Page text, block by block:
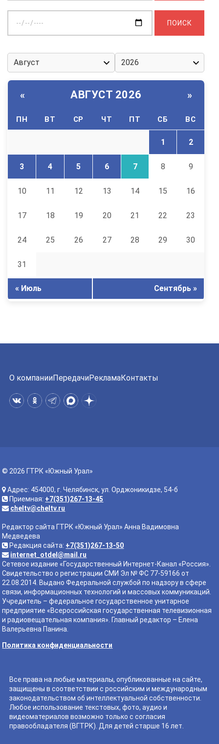
дату:
« АВГУСТ 2026 »
ПН ВТ СР ЧТ ПТ СБ ВС
1 2
3 4 5 6 7 8 9
10 11 12 13 14 15 16
17 18 19 20 21 22 23
24 25 26 27 28 29 30
31
« Июль Сентябрь »
О компанииПередачиРекламаКонтакты
© 2026 ГТРК «Южный Урал»
Адрес: 454000, г. Челябинск, ул. Орджоникидзе, 54-б
Приемная: +7(351)267-13-45
cheltv@cheltv.ru
Редактор сайта ГТРК «Южный Урал» Анна Вадимовна
Медведева
Редакция сайта: +7(351)267-13-50
internet_otdel@mail.ru
Сетевое издание «Государственный Интернет-Канал «Россия».
Свидетельство о регистрации СМИ Эл № ФС 77-59166 от
22.08.2014. Выдано Федеральной службой по надзору в сфере
связи, информационных технологий и массовых коммуникаций.
Учредитель – федеральное государственное унитарное
предприятие «Всероссийская государственная телевизионная
и радиовещательная компания». Главный редактор – Елена
Валерьевна Панина.
Политика конфиденциальности
Все права на любые материалы, опубликованные на сайте,
защищены в соответствии с российским и международным
законодательством об интеллектуальной собственности.
Любое использование текстовых, фото, аудио и
видеоматериалов возможно только с согласия
правообладателя (ВГТРК). Для детей старше 16 лет.